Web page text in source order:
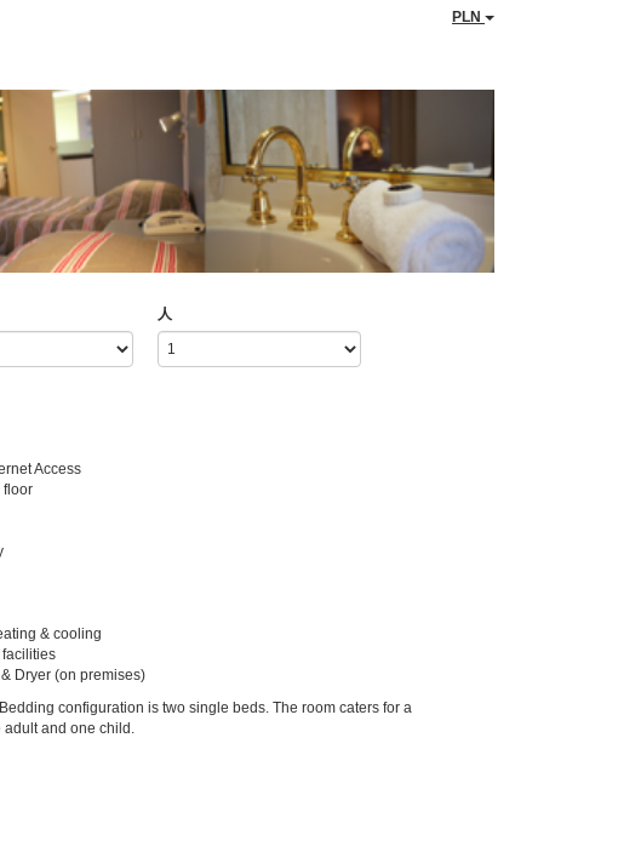
PLN
人
Access
& cooling
Dryer (on premises)
configuration is two single beds. The room caters for a
and one child.